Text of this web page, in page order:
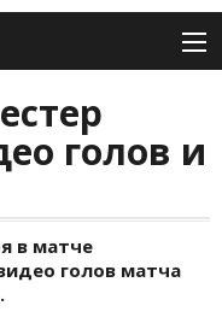
голов и
в матче
голов матча